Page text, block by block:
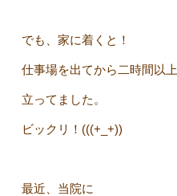
でも、家に着くと！
仕事場を出てから二時間以上
立ってました。
ビックリ！(((+_+))
最近、当院に